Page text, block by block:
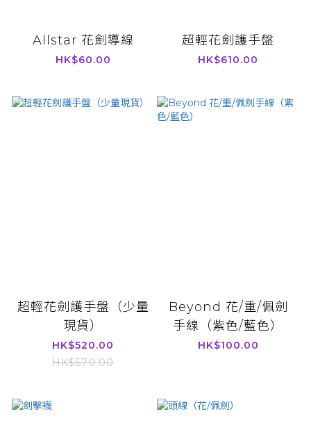
Allstar 花劍導線
HK$60.00
超輕花劍護手盤
HK$610.00
超輕花劍護手盤（少量
現貨）
HK$520.00
HK$570.00
Beyond 花/重/佩劍
手線（紫色/藍色）
HK$100.00